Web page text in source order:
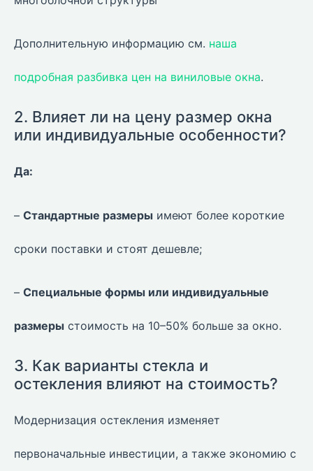
Дополнительную информацию см. наша
подробная разбивка цен на виниловые окна.
2. Влияет ли на цену размер окна
или индивидуальные особенности?
Да:
– Стандартные размеры имеют более короткие
сроки поставки и стоят дешевле;
– Специальные формы или индивидуальные
размеры стоимость на 10–50% больше за окно.
3. Как варианты стекла и
остекления влияют на стоимость?
Модернизация остекления изменяет
первоначальные инвестиции, а также экономию с